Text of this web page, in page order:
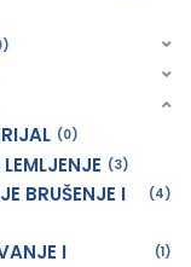
0
3
BRUŠENJE I
4
I
1